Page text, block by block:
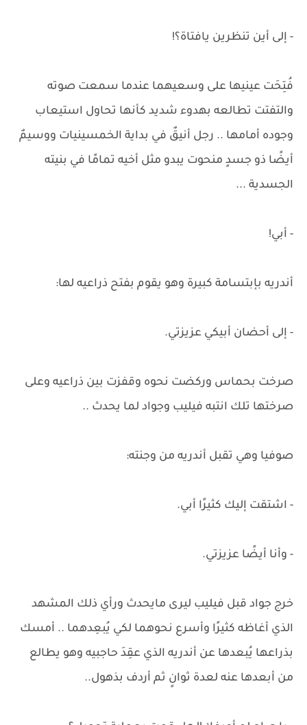
- إلى أين تنظرين يافتاة؟!
فُتِحَت عينيها على وسعيهما عندما سمعت صوته
والتفتت تطالعه بهدوء شديد كأنها تحاول استيعاب
وجوده أمامها .. رجل أنيقٌ في بداية الخمسينيات ووسيمٌ
أيضًا ذو جسدٍ منحوت يبدو مثل أخيه تمامًا في بنيته
الجسدية ...
- أبي!
أندريه بإبتسامة كبيرة وهو يقوم بفتح ذراعيه لها:
- إلى أحضان أبيكي عزيزتي.
صرخت بحماس وركضت نحوه وقفزت بين ذراعيه وعلى
صرختها تلك انتبه فيليب وجواد لما يحدث ..
صوفيا وهي تقبل أندريه من وجنته:
- اشتقت إليك كثيرًا أبي.
- وأنا أيضًا عزيزتي.
خرج جواد قبل فيليب ليرى مايحدث ورأي ذلك المشهد
الذي أغاظه كثيرًا وأسرع نحوهما لكي يُبعِدهما .. أمسك
بذراعها يُبعدها عن أندريه الذي عقِدَ حاجبيه وهو يطالع
من أبعدها عنه لعدة ثوانٍ ثم أردف بذهول..